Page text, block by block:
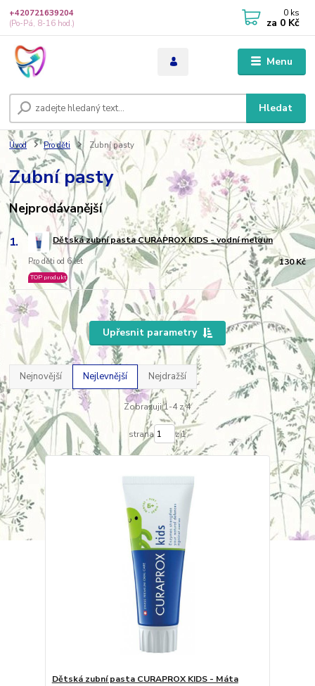
Menu
Hledat
+420721639204
(Po-Pá, 8-16 hod.)
0 ks
za 0 Kč
Úvod Pro děti Zubní pasty
Zubní pasty
Nejprodávanější
1. Dětská zubní pasta CURAPROX KIDS - vodní meloun
Pro děti od 6 let
TOP produkt
130 Kč
Upřesnit parametry
Nejnovější Nejlevnější Nejdražší
Zobrazuji 1-4 z 4
strana z 1
Dětská zubní pasta CURAPROX KIDS - Máta